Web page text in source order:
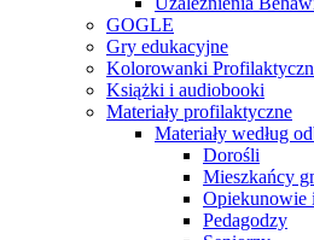
GOGLE
Gry edukacyjne
Kolorowanki
Książki i audiobooki
Materiały profilaktyczne
Materiały według
Dorośli
Mieszkańcy
Opiekunowie
Pedagodzy